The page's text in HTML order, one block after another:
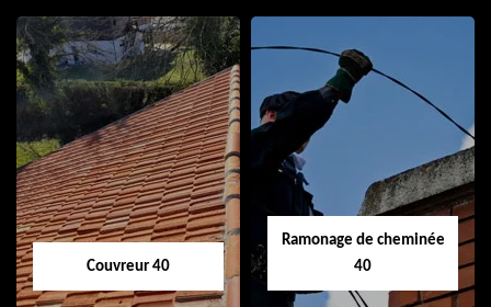
Couvreur 40
Ramonage de cheminée
40